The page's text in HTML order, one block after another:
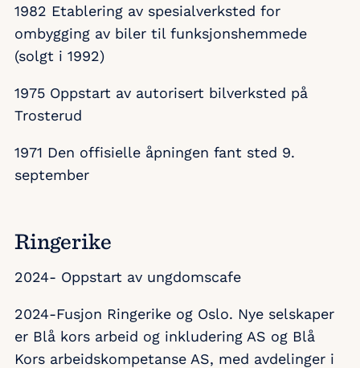
1982 Etablering av spesialverksted for
ombygging av biler til funksjonshemmede
(solgt i 1992)
1975 Oppstart av autorisert bilverksted på
Trosterud
1971 Den offisielle åpningen fant sted 9.
september
Ringerike
2024- Oppstart av ungdomscafe
2024-Fusjon Ringerike og Oslo. Nye selskaper
er Blå kors arbeid og inkludering AS og Blå
Kors arbeidskompetanse AS, med avdelinger i